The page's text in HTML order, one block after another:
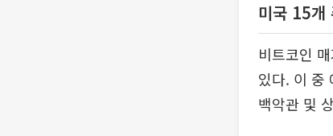
미국 15개
비트코인
있다. 이 중
백악관 및